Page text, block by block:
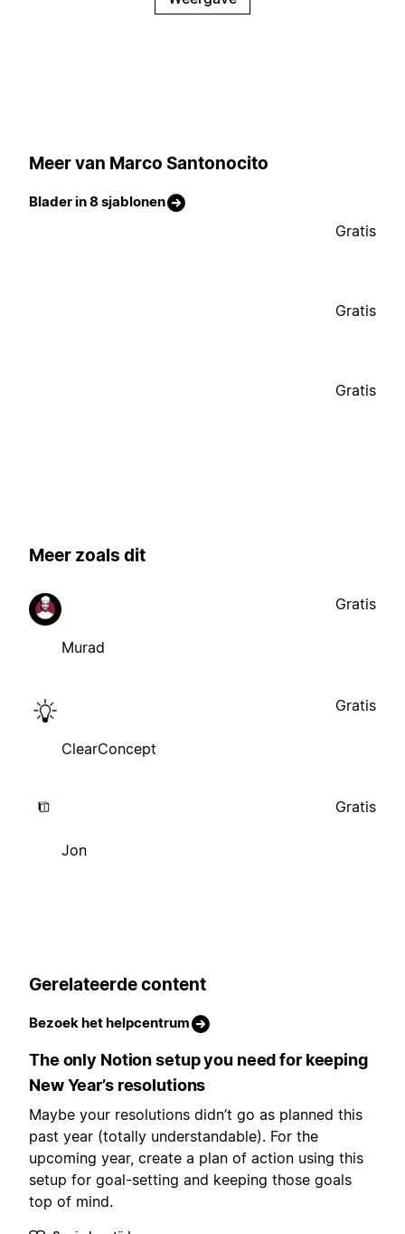
Meer van Marco Santonocito
Blader in 8 sjablonen
Gratis
Gratis
Gratis
Meer zoals dit
Murad
Gratis
ClearConcept
Gratis
Jon
Gratis
Gerelateerde content
Bezoek het helpcentrum
The only Notion setup you need for keeping
New Year’s resolutions
Maybe your resolutions didn’t go as planned this
past year (totally understandable). For the
upcoming year, create a plan of action using this
setup for goal-setting and keeping those goals
top of mind.